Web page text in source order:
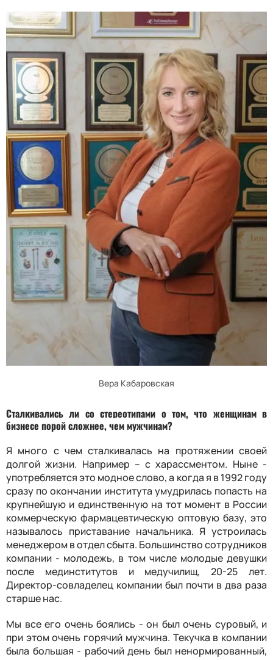
Вера Кабаровская
Сталкивались ли со стереотипами о том, что женщинам в
бизнесе порой сложнее, чем мужчинам?
Я много с чем сталкивалась на протяжении своей
долгой жизни. Например – с харассментом. Ныне -
употребляется это модное слово, а когда я в 1992 году
сразу по окончании института умудрилась попасть на
крупнейшую и единственную на тот момент в России
коммерческую фармацевтическую оптовую базу, это
называлось приставание начальника. Я устроилась
менеджером в отдел сбыта. Большинство сотрудников
компании - молодежь, в том числе молодые девушки
после мединститутов и медучилищ, 20-25 лет.
Директор-совладелец компании был почти в два раза
старше нас.
Мы все его очень боялись - он был очень суровый, и
при этом очень горячий мужчина. Текучка в компании
была большая - рабочий день был ненормированный,